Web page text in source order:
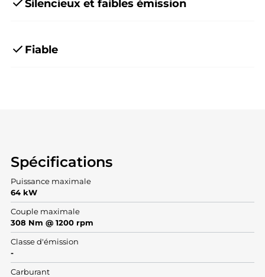
Silencieux et faibles émission
Fiable
Spécifications
Puissance maximale
64 kW
Couple maximale
308 Nm @ 1200 rpm
Classe d'émission
-
Carburant